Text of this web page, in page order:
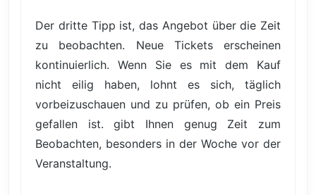
Der dritte Tipp ist, das Angebot über die Zeit
zu beobachten. Neue Tickets erscheinen
kontinuierlich. Wenn Sie es mit dem Kauf
nicht eilig haben, lohnt es sich, täglich
vorbeizuschauen und zu prüfen, ob ein Preis
gefallen ist. gibt Ihnen genug Zeit zum
Beobachten, besonders in der Woche vor der
Veranstaltung.